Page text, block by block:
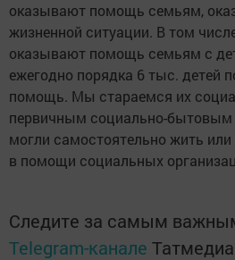
оказывают помощь семьям,
жизненной ситуации. В том
оказывают помощь семьям с
ежегодно порядка 6 тыс. детей
помощь. Мы стараемся их
первичным социально-
могли самостоятельно жить
в помощи социальных
Следите за самым
Telegram-канале Татмедиа